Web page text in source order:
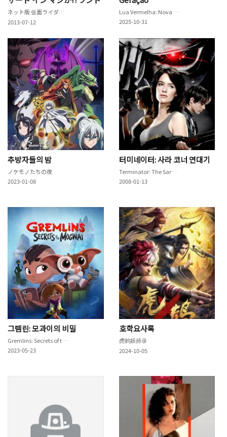
ネット版 仮面ライダーウィザード イン マジか!?ランド
2013-07-12
Lua Vermelha: Nova Geração
2025-10-31
추방자들의 밤
ノケモノたちの夜
2023-01-08
터미네이터: 사라 코너 연대기
Terminator: The Sarah Connor Chronicles
2008-01-13
그렘린: 모과이의 비밀
Gremlins: Secrets of the Mogwai
2023-05-23
호학요사록
虎鹤妖师录
2024-10-05